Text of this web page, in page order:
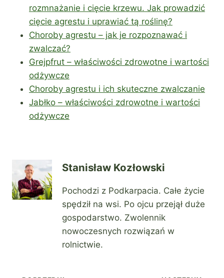
rozmnażanie i cięcie krzewu. Jak prowadzić
cięcie agrestu i uprawiać tą roślinę?
Choroby agrestu – jak je rozpoznawać i
zwalczać?
Grejpfrut – właściwości zdrowotne i wartości
odżywcze
Choroby agrestu i ich skuteczne zwalczanie
Jabłko – właściwości zdrowotne i wartości
odżywcze
Stanisław Kozłowski
Pochodzi z Podkarpacia. Całe życie
spędził na wsi. Po ojcu przejął duże
gospodarstwo. Zwolennik
nowoczesnych rozwiązań w
rolnictwie.